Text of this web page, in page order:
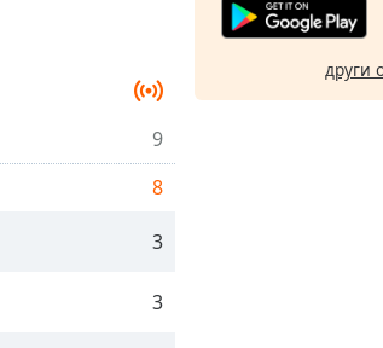
9
8
3
3
други